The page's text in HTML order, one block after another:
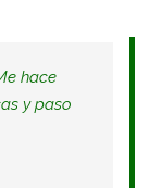
hace
y paso